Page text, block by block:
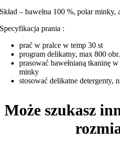
Skład – bawełna 100 %, polar
Specyfikacja prania :
prać w pralce w temp 30 st
program delikatny, max 800
prasować bawełnianą tkaninę
minky
stosować delikatne detergenty,
Może szukasz